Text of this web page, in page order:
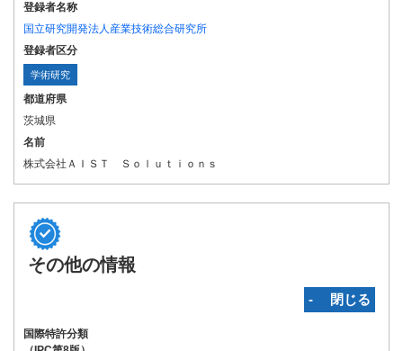
登録者名称
国立研究開発法人産業技術総合研究所
登録者区分
学術研究
都道府県
茨城県
名前
株式会社ＡＩＳＴ Ｓｏｌｕｔｉｏｎｓ
その他の情報
‐ 閉じる
国際特許分類